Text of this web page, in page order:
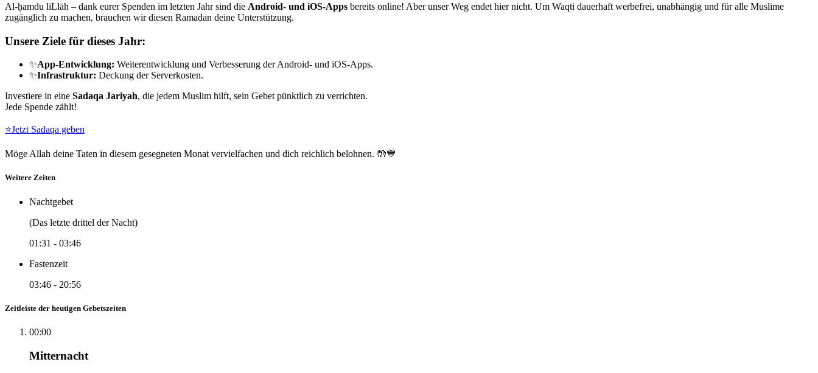
Al-ḥamdu liLlāh – dank eurer Spenden im letzten Jahr sind die Android- und iOS-Apps bereits online! Aber unser Weg endet hier nicht. Um Waqti dauerhaft werbefrei, unabhängig und für alle Muslime
zugänglich zu machen, brauchen wir diesen Ramadan deine Unterstützung.
Unsere Ziele für dieses Jahr:
✨App-Entwicklung: Weiterentwicklung und Verbesserung der Android- und iOS-Apps.
✨Infrastruktur: Deckung der Serverkosten.
Investiere in eine Sadaqa Jariyah, die jedem Muslim hilft, sein Gebet pünktlich zu verrichten.
Jede Spende zählt!
⭐Jetzt Sadaqa geben
Möge Allah deine Taten in diesem gesegneten Monat vervielfachen und dich reichlich belohnen. 🤲💙
Weitere Zeiten
Nachtgebet
(Das letzte drittel der Nacht)
01:31 - 03:46
Fastenzeit
03:46 - 20:56
Zeitleiste der heutigen Gebetszeiten
00:00
Mitternacht